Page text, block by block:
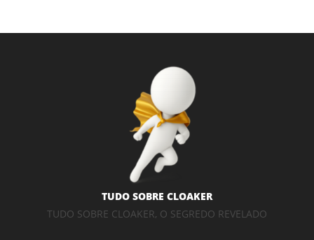
TUDO SOBRE CLOAKER
TUDO SOBRE CLOAKER, O SEGREDO REVELADO